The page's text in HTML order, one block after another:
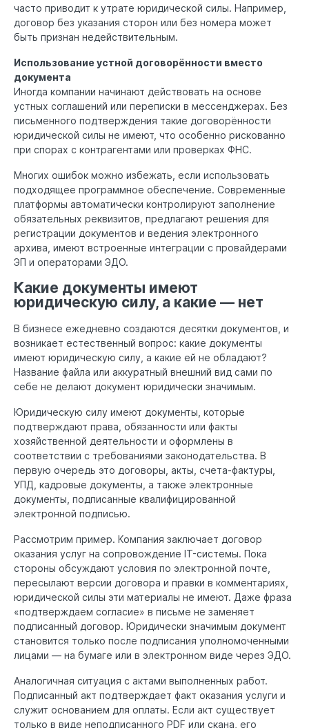
часто приводит к утрате юридической силы. Например,
договор без указания сторон или без номера может
быть признан недействительным.
Использование устной договорённости вместо
документа
Иногда компании начинают действовать на основе
устных соглашений или переписки в мессенджерах. Без
письменного подтверждения такие договорённости
юридической силы не имеют, что особенно рискованно
при спорах с контрагентами или проверках ФНС.
Многих ошибок можно избежать, если использовать
подходящее программное обеспечение. Современные
платформы автоматически контролируют заполнение
обязательных реквизитов, предлагают решения для
регистрации документов и ведения электронного
архива, имеют встроенные интеграции с провайдерами
ЭП и операторами ЭДО.
Какие документы имеют
юридическую силу, а какие — нет
В бизнесе ежедневно создаются десятки документов, и
возникает естественный вопрос: какие документы
имеют юридическую силу, а какие ей не обладают?
Название файла или аккуратный внешний вид сами по
себе не делают документ юридически значимым.
Юридическую силу имеют документы, которые
подтверждают права, обязанности или факты
хозяйственной деятельности и оформлены в
соответствии с требованиями законодательства. В
первую очередь это договоры, акты, счета-фактуры,
УПД, кадровые документы, а также электронные
документы, подписанные квалифицированной
электронной подписью.
Рассмотрим пример. Компания заключает договор
оказания услуг на сопровождение IT-системы. Пока
стороны обсуждают условия по электронной почте,
пересылают версии договора и правки в комментариях,
юридической силы эти материалы не имеют. Даже фраза
«подтверждаем согласие» в письме не заменяет
подписанный договор. Юридически значимым документ
становится только после подписания уполномоченными
лицами — на бумаге или в электронном виде через ЭДО.
Аналогичная ситуация с актами выполненных работ.
Подписанный акт подтверждает факт оказания услуги и
служит основанием для оплаты. Если акт существует
только в виде неподписанного PDF или скана, его